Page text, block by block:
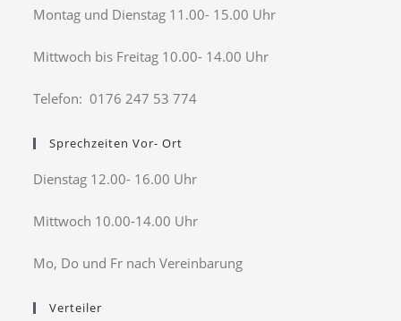
Montag und Dienstag 11.00- 15.00 Uhr
Mittwoch bis Freitag 10.00- 14.00 Uhr
Telefon: 0176 247 53 774
Sprechzeiten Vor- Ort
Dienstag 12.00- 16.00 Uhr
Mittwoch 10.00-14.00 Uhr
Mo, Do und Fr nach Vereinbarung
Verteiler